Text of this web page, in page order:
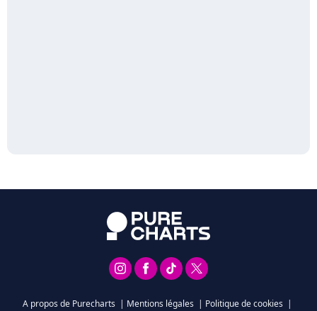
A propos de Purecharts | Mentions légales | Politique de cookies |